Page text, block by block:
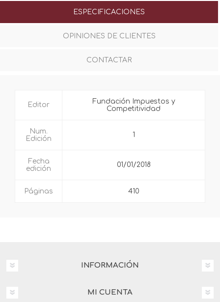
ESPECIFICACIONES
OPINIONES DE CLIENTES
CONTACTAR
Editor
Fundación Impuestos y
Competitividad
Num.
Edición
1
Fecha
edición
01/01/2018
Páginas 410
INFORMACIÓN
MI CUENTA